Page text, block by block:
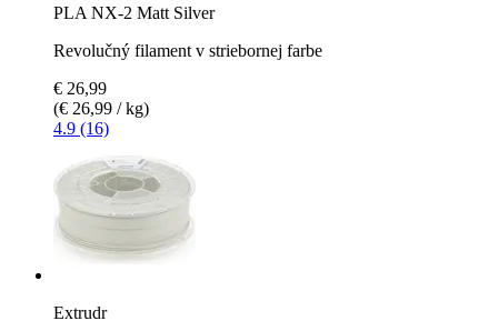
PLA NX-2 Matt Silver
Revolučný filament v striebornej farbe
€ 26,99
(€ 26,99 / kg)
4.9 (16)
Extrudr